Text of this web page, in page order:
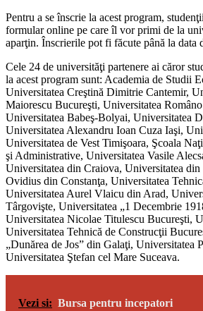
Pentru a se înscrie la acest program,
formular online pe care îl vor primi de la
aparţin. Înscrierile pot fi făcute până la data
Cele 24 de universităţi partenere ai căror
la acest program sunt: Academia de Studii
Universitatea Creştină Dimitrie Cantemir,
Maiorescu Bucureşti, Universitatea
Universitatea Babeş-Bolyai, Universitatea
Universitatea Alexandru Ioan Cuza Iaşi,
Universitatea de Vest Timişoara, Şcoala
şi Administrative, Universitatea Vasile
Universitatea din Craiova, Universitatea din
Ovidius din Constanţa, Universitatea
Universitatea Aurel Vlaicu din Arad,
Târgovişte, Universitatea „1 Decembrie
Universitatea Nicolae Titulescu Bucureşti,
Universitatea Tehnică de Construcţii
„Dunărea de Jos” din Galaţi, Universitatea
Universitatea Ştefan cel Mare Suceava.
Vezi si: Bursa pentru incepatori